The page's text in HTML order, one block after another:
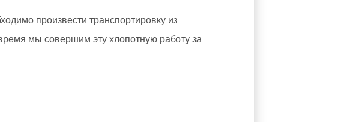
произвести транспортировку из
мы совершим эту хлопотную работу за